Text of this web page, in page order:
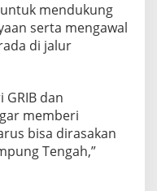
mendukung
serta mengawal
di jalur
GRIB dan
memberi
bisa dirasakan
Tengah,”